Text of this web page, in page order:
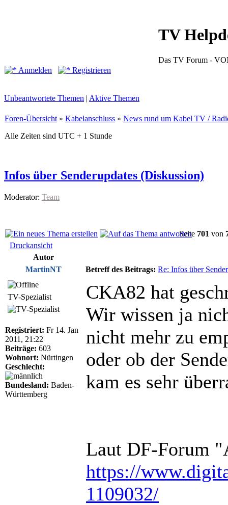
TV
Das TV Forum -
Anmelden
Registrieren
Unbeantwortete Themen | Aktive Themen
Foren-Übersicht » Kabelanschluss » News rund um Kabel TV /
Alle Zeiten sind UTC + 1 Stunde
Infos über Senderupdates (Diskussion)
Moderator: Team
Seite 701 von
Druckansicht
Autor
MartinNT
Betreff des Beitrags: Re: Infos über
TV-Spezialist
Registriert: Fr 14. Jan
2011, 21:22
Beiträge: 603
Wohnort: Nürtingen
Geschlecht:
Bundesland: Baden-
Württemberg
CKA82 hat
Wir wissen ja
nicht mehr zu
oder ob der
kam es sehr
Laut DF-Forum
https://
1109032/